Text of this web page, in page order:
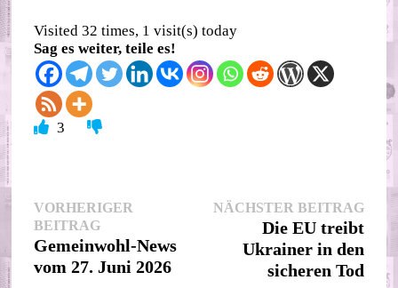
Visited 32 times, 1 visit(s) today
Sag es weiter, teile es!
3
Beitragsnavigation
VORHERIGER
BEITRAGVorheriger
Beitrag:
Gemeinwohl-News
vom 27. Juni 2026
NÄCHSTER BEITRAG
Die EU treibt
Ukrainer in den
sicheren Tod